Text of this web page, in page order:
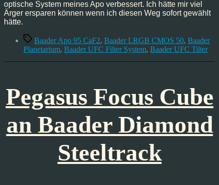
optische System meines Apo verbessert. Ich hätte mir viel
Ärger ersparen können wenn ich diesen Weg sofort gewählt
hätte.
Schlagwörter
Baader Apo 95 CaF2, Baader LRGB CMOS 50, Baader
Planetarium, Baader UFC Filter System, Baader UFC Tilter
Pegasus Focus Cube
an Baader Diamond
Steeltrack